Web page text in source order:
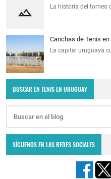
La historia del torneo
Canchas de Tenis
La capital uruguaya
BUSCAR EN TENIS EN URUGUAY
SÍGUENOS EN LAS REDES SOCIALES